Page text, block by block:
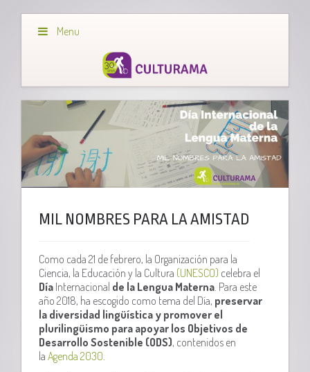
Menu
MIL NOMBRES PARA LA AMISTAD
Como cada 21 de febrero, la Organización para la
Ciencia, la Educación y la Cultura (UNESCO) celebra el
Día Internacional de la Lengua Materna . Para este
año 2018, ha escogido como tema del Día, preservar
la diversidad lingüística y promover el
plurilingüismo para apoyar los Objetivos de
Desarrollo Sostenible (ODS), contenidos en
laAgenda 2030